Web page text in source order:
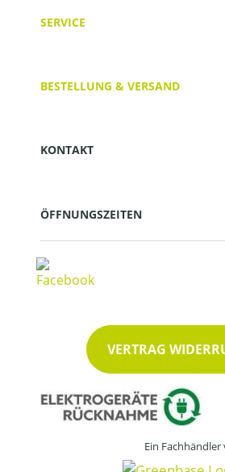
SERVICE
BESTELLUNG & VERSAND
KONTAKT
ÖFFNUNGSZEITEN
VERTRAG
Ein Fachhändler